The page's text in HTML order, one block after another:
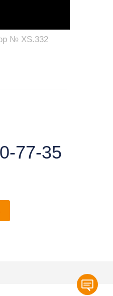
№ XS.332
77-35